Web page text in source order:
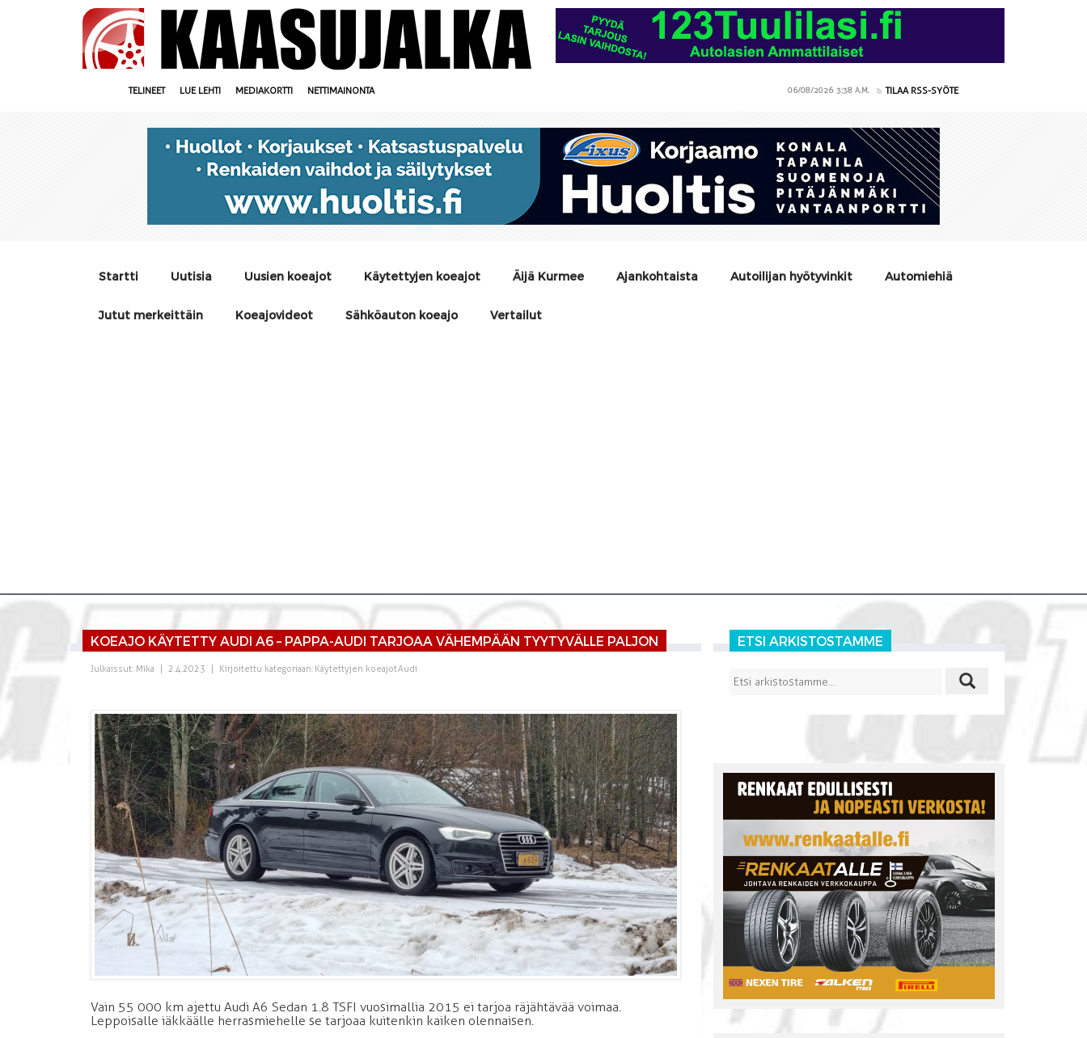
TELINEET LUE LEHTI MEDIAKORTTI NETTIMAINONTA 06/08/2026 3:38 A.M. TILAA RSS-SYÖTE
Startti Uutisia Uusien koeajot Käytettyjen koeajot Äijä Kurmee Ajankohtaista Autoilijan hyötyvinkit Automiehiä
Jutut merkeittäin Koeajovideot Sähköauton koeajo Vertailut
KOEAJO KÄYTETTY AUDI A6 – PAPPA-AUDI TARJOAA VÄHEMPÄÄN TYYTYVÄLLE PALJON
Julkaissut: Mika 2.4.2023 Kirjoitettu kategoriaan: Käytettyjen koeajotAudi
Vain 55 000 km ajettu Audi A6 Sedan 1.8 TSFI vuosimallia 2015 ei tarjoa räjähtävää voimaa.
Leppoisalle iäkkäälle herrasmiehelle se tarjoaa kuitenkin kaiken olennaisen.
ETSI ARKISTOSTAMME